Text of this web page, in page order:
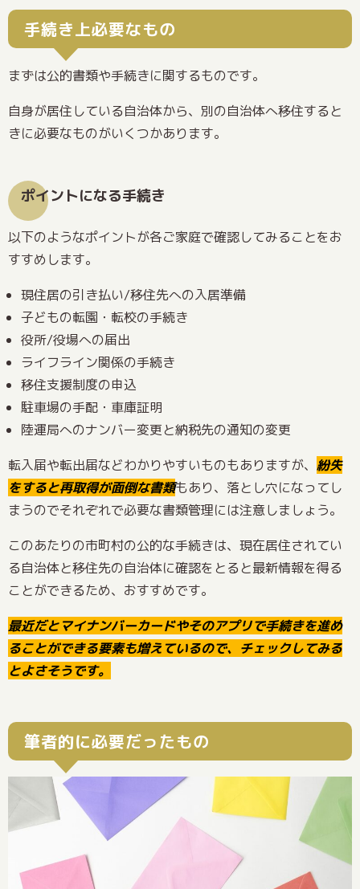
手続き上必要なもの
まずは公的書類や手続きに関するものです。
自身が居住している自治体から、別の自治体へ移住すると
きに必要なものがいくつかあります。
ポイントになる手続き
以下のようなポイントが各ご家庭で確認してみることをお
すすめします。
現住居の引き払い/移住先への入居準備
子どもの転園・転校の手続き
役所/役場への届出
ライフライン関係の手続き
移住支援制度の申込
駐車場の手配・車庫証明
陸運局へのナンバー変更と納税先の通知の変更
転入届や転出届などわかりやすいものもありますが、 紛失
をすると再取得が面倒な書類もあり、落とし穴になってし
まうのでそれぞれで必要な書類管理には注意しましょう。
このあたりの市町村の公的な手続きは、現在居住されてい
る自治体と移住先の自治体に確認をとると最新情報を得る
ことができるため、おすすめです。
最近だとマイナンバーカードやそのアプリで手続きを進め
ることができる要素も増えているので、チェックしてみる
とよさそうです。
筆者的に必要だったもの